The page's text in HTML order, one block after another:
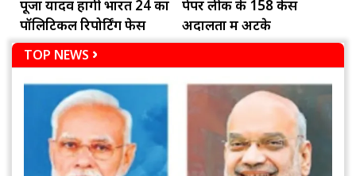
पूजा यादव होंगी भारत 24 का
पॉलिटिकल रिपोर्टिंग फेस
पेपर लीक के 158 केस
अदालतों में अटके
TOP NEWS